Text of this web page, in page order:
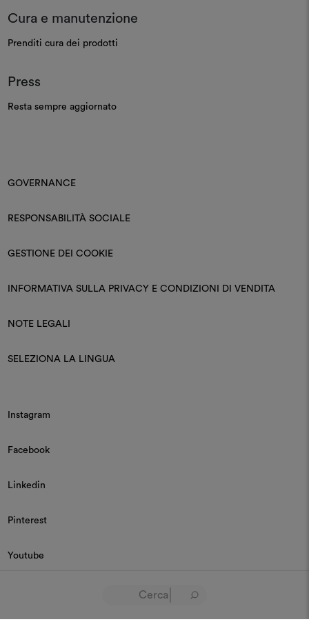
Cura e manutenzione
Prenditi cura dei prodotti
Press
Resta sempre aggiornato
GOVERNANCE
RESPONSABILITÀ SOCIALE
GESTIONE DEI COOKIE
INFORMATIVA SULLA PRIVACY E CONDIZIONI DI VENDITA
NOTE LEGALI
SELEZIONA LA LINGUA
Instagram
Facebook
Linkedin
Pinterest
Youtube
© 2026 Dedar P.IVA 03187590157